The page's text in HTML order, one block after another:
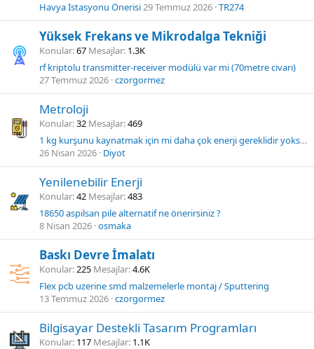
Havya İstasyonu Önerisi29 Temmuz 2026 TR274
Yüksek Frekans ve Mikrodalga Tekniği
Konular 67 Mesajlar 1.3K
rf kriptolu transmitter-receiver modülü var mi (70metre civarı)
27 Temmuz 2026 czorgormez
Metroloji
Konular 32 Mesajlar 469
1 kg kurşunu kaynatmak için mi daha çok enerji gereklidir yoksa 1 kg suyu kaynatmak için mi daha çok enerji gereklidir?
26 Nisan 2026 Diyot
Yenilenebilir Enerji
Konular 42 Mesajlar 483
18650 aspilsan pile alternatif ne önerirsiniz ?
8 Nisan 2026 osmaka
Baskı Devre İmalatı
Konular 225 Mesajlar 4.6K
Flex pcb uzerine smd malzemelerle montaj / Sputtering
13 Temmuz 2026 czorgormez
Bilgisayar Destekli Tasarım Programları
Konular 117 Mesajlar 1.1K